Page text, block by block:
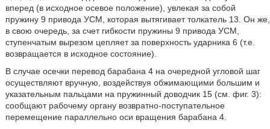
вперед (в исходное осевое положение), увлекая за собой
пружину 9 привода УСМ, которая вытягивает толкатель 13. Он же,
в свою очередь, за счет гибкости пружины 9 привода УСМ,
ступенчатым вырезом цепляет за поверхность ударника 6 (т.е.
возвращается в исходное состояние).
В случае осечки перевод барабана 4 на очередной угловой шаг
осуществляют вручную, воздействуя обжимающими большим и
указательным пальцами на пружинный доводчик 15 (см. фиг. 3):
сообщают рабочему органу возвратно-поступательное
перемещение параллельно оси вращения барабана 4.